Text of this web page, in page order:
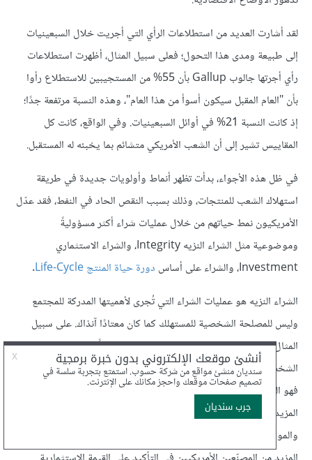
لقد أشارت العديد من استطلاعات الرأي التي أجريت خلال السبعينيات
إلى طبيعة ومدى هذا التحول؛ فعلى سبيل المثال، أظهرت استطلاعات
رأي أجرتها جالوب Gallup بأن 55% من المستجيبين للاستطلاع رأوا
بأن "العام المقبل سيكون أسوأ من هذا العام"، وهذه النسبة مرتفعة جدًا؛
إذ كانت النسبة 21% في أوائل السبعينيات. وفي الواقع، كانت كل
المقاييس تشير إلى أن الشعب الأمريكي متشائم بما يخبئه له المستقبل.
في ظل هذه الأجواء، بدأت تظهر أنماط وأولويات جديدة في طريقة
استهلاك الشعب للمنتجات، وذلك بسبب النقص الحاد في النفط، فقد عدّل
الأمريكيون نمط حياتهم من خلال عمليات شراء أكثر مسؤوليةً
وموضوعية مثل الشراء النزيه Integrity، والشراء الاستثماري
Investment، والشراء على أساس
دورة حياة المنتج Life-Cycle
.
الشراء النزيه هو عمليات الشراء التي تُجرى لأهميتها المدركة للمجتمع
وليس للمصلحة الشخصية للمستهلك كما كان معتادًا آنذاك. على سبيل
المثال، يكون شراء سيارة صغيرة موفرة للطاقة دليلًا على النزاهة
الشخصية للمشتري وحرصه على المصلحة العامة؛ أما الشراء الاستثماري،
فهو الشراء الموجّه نحو المنتجات طويلة الأمد، حتى لو أدى ذلك لدفع
المزيد من الأموال، إذ ينصب التركيز هنا على قيم معينة، مثل المتانة
والموثوقية والحرفية وطول العمر. ففي مجال صناعة الملابس مثلًا، بدأ